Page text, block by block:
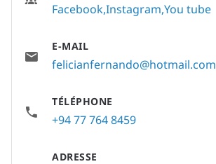
FacebookInstagram You tube
E-MAIL
felicianfernando@hotmail.com
TÉLÉPHONE
+94 77 764 8459
ADRESSE